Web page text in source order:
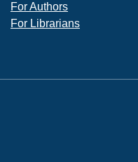
For Authors
For Librarians